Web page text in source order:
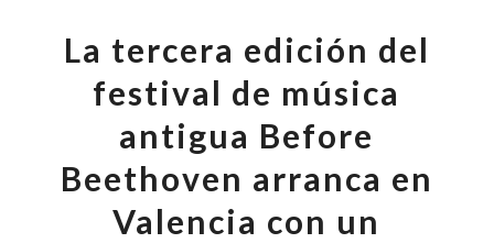
La tercera edición del
festival de música
antigua Before
Beethoven arranca en
Valencia con un